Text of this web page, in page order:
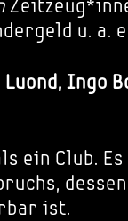
u. a.
Luond, Ingo
ein Club.
ist.